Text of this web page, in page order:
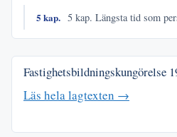
5 kap. 5 kap. Längsta tid som
Fastighetsbildningskungörelse
Läs hela lagtexten →